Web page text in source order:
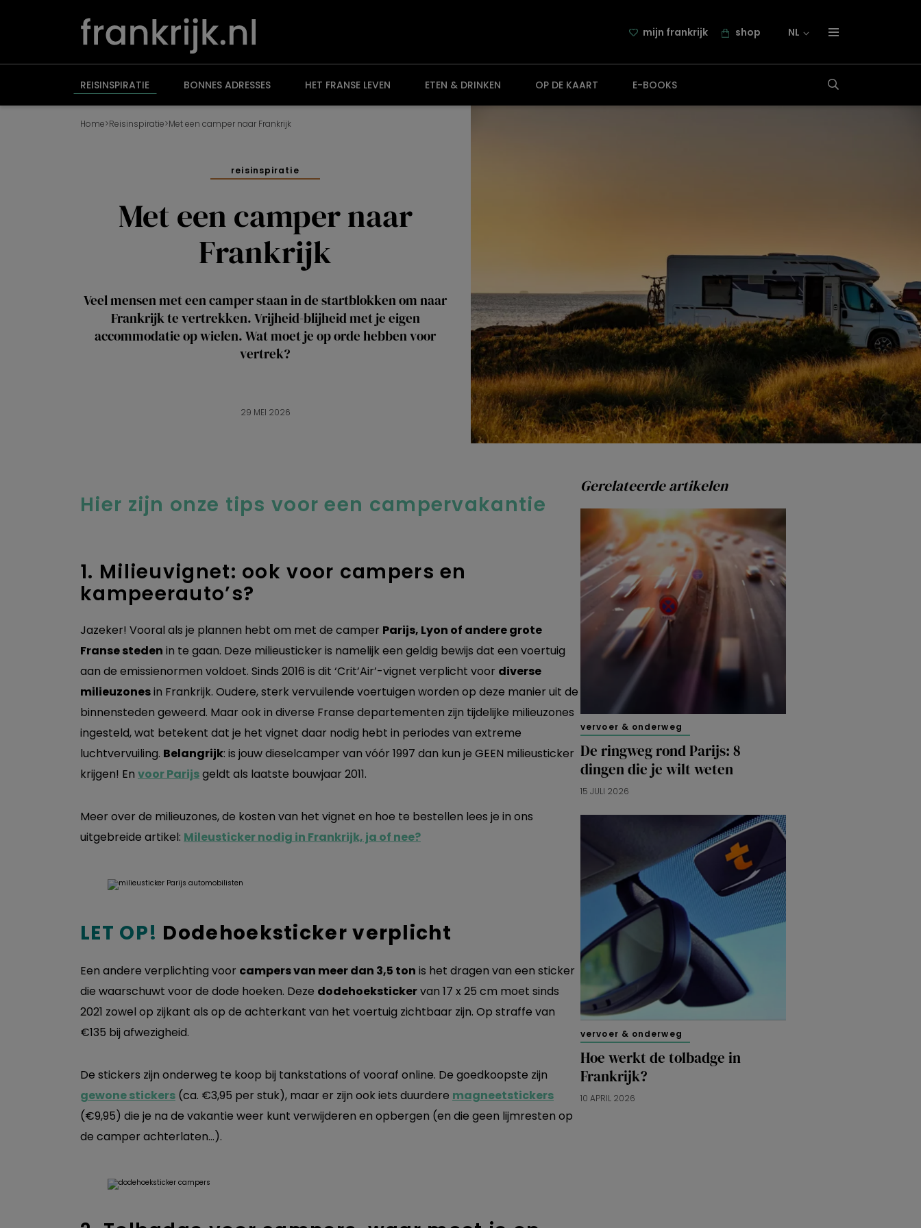
mijn frankrijk shop NL
over frankrijk.nl
REISINSPIRATIE BONNES ADRESSES HET FRANSE LEVEN ETEN & DRINKEN OP DE KAART E-BOOKS
Home>Reisinspiratie>Met een camper naar Frankrijk
reisinspiratie
Met een camper naar
Frankrijk
Veel mensen met een camper staan in de startblokken om naar
Frankrijk te vertrekken. Vrijheid-blijheid met je eigen
accommodatie op wielen. Wat moet je op orde hebben voor
vertrek?
29 MEI 2026
Hier zijn onze tips voor een campervakantie
1. Milieuvignet: ook voor campers en
kampeerauto’s?
Jazeker! Vooral als je plannen hebt om met de camper Parijs, Lyon of andere grote
Franse steden in te gaan. Deze milieusticker is namelijk een geldig bewijs dat een voertuig
aan de emissienormen voldoet. Sinds 2016 is dit ‘Crit’Air’-vignet verplicht voor diverse
milieuzonesin Frankrijk. Oudere, sterk vervuilende voertuigen worden op deze manier uit de
binnensteden geweerd. Maar ook in diverse Franse departementen zijn tijdelijke milieuzones
ingesteld, wat betekent dat je het vignet daar nodig hebt in periodes van extreme
luchtvervuiling. Belangrijk: is jouw dieselcamper van vóór 1997 dan kun je GEEN milieusticker
krijgen! En voor Parijsgeldt als laatste bouwjaar 2011.
Meer over de milieuzones, de kosten van het vignet en hoe te bestellen lees je in ons
uitgebreide artikel: Mileusticker nodig in Frankrijk, ja of nee?
LET OP! Dodehoeksticker verplicht
Een andere verplichting voor campers van meer dan 3,5 ton is het dragen van een sticker
die waarschuwt voor de dode hoeken. Deze dodehoekstickervan 17 x 25 cm moet sinds
2021 zowel op zijkant als op de achterkant van het voertuig zichtbaar zijn. Op straffe van
€135 bij afwezigheid.
De stickers zijn onderweg te koop bij tankstations of vooraf online. De goedkoopste zijn
gewone stickers (ca. €3,95 per stuk), maar er zijn ook iets duurdere magneetstickers
(€9,95) die je na de vakantie weer kunt verwijderen en opbergen (en die geen lijmresten op
de camper achterlaten…).
Gerelateerde artikelen
vervoer & onderweg
De ringweg rond Parijs: 8
dingen die je wilt weten
15 JULI 2026
vervoer & onderweg
Hoe werkt de tolbadge in
Frankrijk?
10 APRIL 2026